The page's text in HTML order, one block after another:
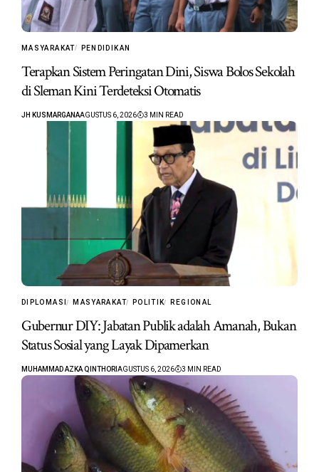
MASYARAKAT PENDIDIKAN
Terapkan Sistem Peringatan Dini, Siswa Bolos Sekolah
di Sleman Kini Terdeteksi Otomatis
JH KUSMARGANAAGUSTUS 6, 2026 3 MIN READ
DIPLOMASI MASYARAKAT POLITIK REGIONAL
Gubernur DIY: Jabatan Publik adalah Amanah, Bukan
Status Sosial yang Layak Dipamerkan
MUHAMMAD AZKA QINTHORI AGUSTUS 6, 2026 3 MIN READ